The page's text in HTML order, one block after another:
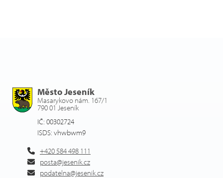
Město Jeseník
Masarykovo nám. 167/1
790 01 Jeseník
IČ: 00302724
ISDS: vhwbwm9
+420 584 498 111
posta@jesenik.cz
podatelna@jesenik.cz